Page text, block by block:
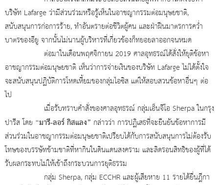
บริษัท Lafarge ว่ามีส่วนร่วมหรือรู้เห็นในอาชญากรรมต่อมนุษยชาติ,
สนับสนุนการก่อการร้าย, ทำอันตรายต่อชีวิตผู้คน และฝ่าฝืนมาตรการคว่ำ
บาตรของอียู จากนั้นไม่นานผู้บริหารที่เกี่ยวข้องก็ทยอยลาออกจนหมด
ต่อมาในเดือนพฤศจิกายน 2019 ศาลอุทธรณ์ได้สั่งให้ยุติข้อหา
อาชญากรรมต่อมนุษยชาติ เห็นว่าการจ่ายเงินของบริษัท Lafarge ไม่ได้ตั้งใจ
จะสนับสนุนปฏิบัติการโหดเหี้ยมของกลุ่มไอซิส แต่ให้สอบสวนข้อหาอื่นๆ ต่อ
ไป
เมื่อรับทราบคำสั่งของศาลอุทธรณ์ กลุ่มเอ็นจีโอ Sherpa ในกรุง
ปารีส โดย “มารี-ลอร์ กิสแลง” กล่าวว่า การปฏิเสธที่จะยืนยันข้อหาการมี
ส่วนร่วมในอาชญากรรมต่อมนุษยชาติเปรียบได้กับการสนับสนุนการไม่ต้องรับ
โทษของบรรษัทข้ามชาติที่หากินในดินแดนสงคราม และลิดรอนสิทธิของผู้ที่ได้
รับผลกระทบไม่ให้เข้าถึงกระบวนการยุติธรรม
กลุ่ม Sherpa, กลุ่ม ECCHR และผู้เสียหาย 11 รายได้ยื่นฎีกา